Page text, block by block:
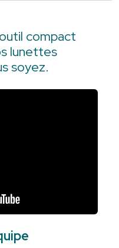
compact
lunettes
soyez.